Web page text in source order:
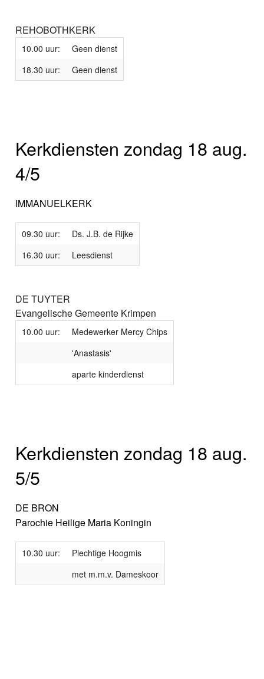
REHOBOTHKERK
10.00 uur:
Geen dienst
18.30 uur:
Geen dienst
Kerkdiensten zondag 18 aug.
4/5
IMMANUELKERK
09.30 uur:
Ds. J.B. de Rijke
16.30 uur:
Leesdienst
DE TUYTER
Evangelische Gemeente Krimpen
10.00 uur:
Medewerker Mercy Chips
'Anastasis'
aparte kinderdienst
Kerkdiensten zondag 18 aug.
5/5
DE BRON
Parochie Heilige Maria Koningin
10.30 uur:
Plechtige Hoogmis
met m.m.v. Dameskoor